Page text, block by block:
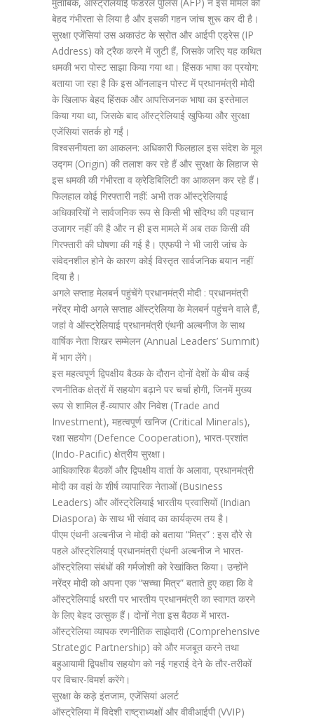
बेहद गंभीरता से लिया है और इसकी गहन जांच शुरू कर दी है।
सुरक्षा एजेंसियां उस अकाउंट के स्रोत और आईपी एड्रेस (IP
Address) को ट्रैक करने में जुटी हैं, जिसके जरिए यह कथित
धमकी भरा पोस्ट साझा किया गया था। हिंसक भाषा का प्रयोग:
बताया जा रहा है कि इस ऑनलाइन पोस्ट में प्रधानमंत्री मोदी
के खिलाफ बेहद हिंसक और आपत्तिजनक भाषा का इस्तेमाल
किया गया था, जिसके बाद ऑस्ट्रेलियाई खुफिया और सुरक्षा
एजेंसियां सतर्क हो गईं।
विश्वसनीयता का आकलन: अधिकारी फिलहाल इस संदेश के मूल
उद्गम (Origin) की तलाश कर रहे हैं और सुरक्षा के लिहाज से
इस धमकी की गंभीरता व क्रेडिबिलिटी का आकलन कर रहे हैं।
फिलहाल कोई गिरफ्तारी नहीं: अभी तक ऑस्ट्रेलियाई
अधिकारियों ने सार्वजनिक रूप से किसी भी संदिग्ध की पहचान
उजागर नहीं की है और न ही इस मामले में अब तक किसी की
गिरफ्तारी की घोषणा की गई है। एएफपी ने भी जारी जांच के
संवेदनशील होने के कारण कोई विस्तृत सार्वजनिक बयान नहीं
दिया है।
अगले सप्ताह मेलबर्न पहुंचेंगे प्रधानमंत्री मोदी : प्रधानमंत्री
नरेंद्र मोदी अगले सप्ताह ऑस्ट्रेलिया के मेलबर्न पहुंचने वाले हैं,
जहां वे ऑस्ट्रेलियाई प्रधानमंत्री एंथनी अल्बनीज के साथ
वार्षिक नेता शिखर सम्मेलन (Annual Leaders’ Summit)
में भाग लेंगे।
इस महत्वपूर्ण द्विपक्षीय बैठक के दौरान दोनों देशों के बीच कई
रणनीतिक क्षेत्रों में सहयोग बढ़ाने पर चर्चा होगी, जिनमें मुख्य
रूप से शामिल हैं-व्यापार और निवेश (Trade and
Investment), महत्वपूर्ण खनिज (Critical Minerals),
रक्षा सहयोग (Defence Cooperation), भारत-प्रशांत
(Indo-Pacific) क्षेत्रीय सुरक्षा।
आधिकारिक बैठकों और द्विपक्षीय वार्ता के अलावा, प्रधानमंत्री
मोदी का वहां के शीर्ष व्यापारिक नेताओं (Business
Leaders) और ऑस्ट्रेलियाई भारतीय प्रवासियों (Indian
Diaspora) के साथ भी संवाद का कार्यक्रम तय है।
पीएम एंथनी अल्बनीज ने मोदी को बताया “मित्र” : इस दौरे से
पहले ऑस्ट्रेलियाई प्रधानमंत्री एंथनी अल्बनीज ने भारत-
ऑस्ट्रेलिया संबंधों की गर्मजोशी को रेखांकित किया। उन्होंने
नरेंद्र मोदी को अपना एक “सच्चा मित्र” बताते हुए कहा कि वे
ऑस्ट्रेलियाई धरती पर भारतीय प्रधानमंत्री का स्वागत करने
के लिए बेहद उत्सुक हैं। दोनों नेता इस बैठक में भारत-
ऑस्ट्रेलिया व्यापक रणनीतिक साझेदारी (Comprehensive
Strategic Partnership) को और मजबूत करने तथा
बहुआयामी द्विपक्षीय सहयोग को नई गहराई देने के तौर-तरीकों
पर विचार-विमर्श करेंगे।
सुरक्षा के कड़े इंतजाम, एजेंसियां अलर्ट
ऑस्ट्रेलिया में विदेशी राष्ट्राध्यक्षों और वीवीआईपी (VVIP)